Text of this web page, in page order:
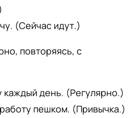
(Сейчас идут.)
повторяясь, с
каждый день. (Регулярно.)
пешком. (Привычка.)